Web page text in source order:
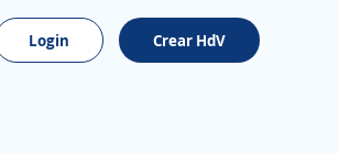
Login Crear HdV